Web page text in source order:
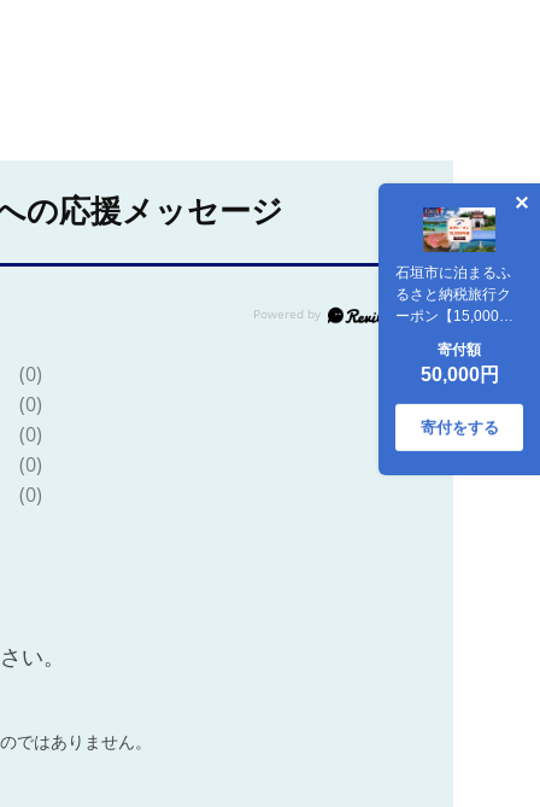
石垣市に泊まるふ
るさと納税旅行ク
ーポン【15,000円
市 石垣島 八重山 旅
行 クーポン 旅行ク
ーポン 電子クーポ
ン 日本空輸 NK-5
寄付額
50,000円
寄付をする
の応援メッセージ
(0)
(0)
(0)
(0)
(0)
い。
ではありません。